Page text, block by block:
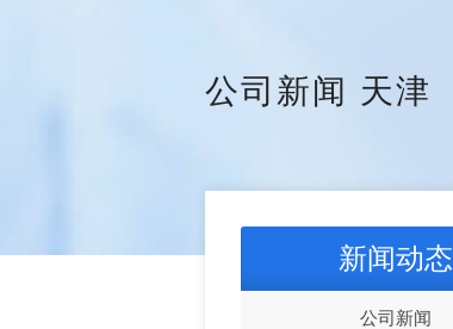
公司新闻 天津
新闻动态
公司新闻